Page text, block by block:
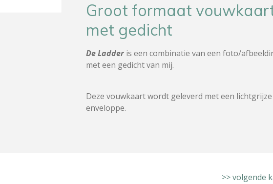
Groot formaat
met gedicht
De Ladderis een combinatie van een foto/
met een gedicht van mij.
Deze vouwkaart wordt geleverd met een lichtgrijze
enveloppe.
>> volgende